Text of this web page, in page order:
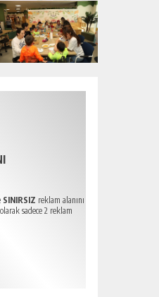
SINIRSIZ reklam alanını
sadece 2 reklam